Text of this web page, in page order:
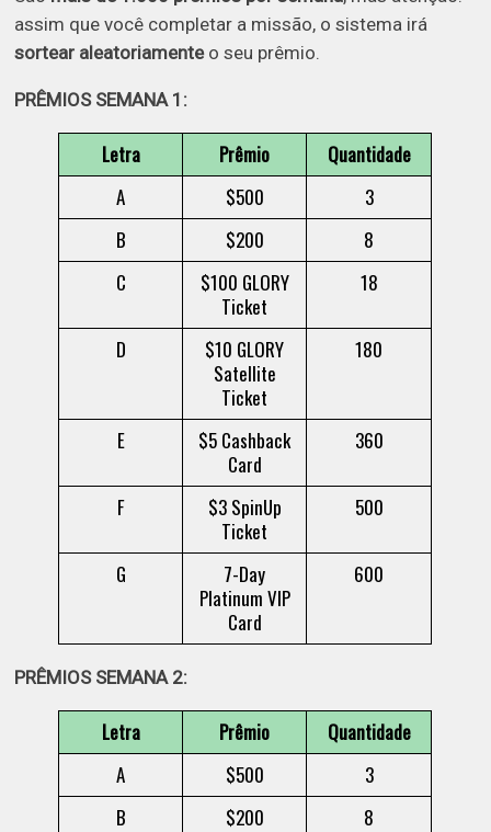
assim que você completar a missão, o sistema irá
sortear aleatoriamenteo seu prêmio.
PRÊMIOS SEMANA 1:
Letra Prêmio
Quantidade
A
$500
3
B
$200
8
C
$100 GLORY
Ticket
18
D
$10 GLORY
Satellite
Ticket
180
E
$5 Cashback
Card
360
F
$3 SpinUp
Ticket
500
G
7-Day
Platinum VIP
Card
600
PRÊMIOS SEMANA 2:
Letra Prêmio
Quantidade
A
$500
3
B
$200
8